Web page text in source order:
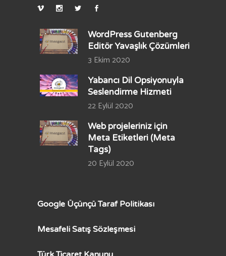
WordPress Gutenberg
Editör Yavaşlık Çözümleri
3 Ekim 2020
Yabancı Dil Opsiyonuyla
Seslendirme Hizmeti
22 Eylül 2020
Web projeleriniz için
Meta Etiketleri (Meta
Tags)
20 Eylül 2020
Google Üçünçü Taraf Politikası
Mesafeli Satış Sözleşmesi